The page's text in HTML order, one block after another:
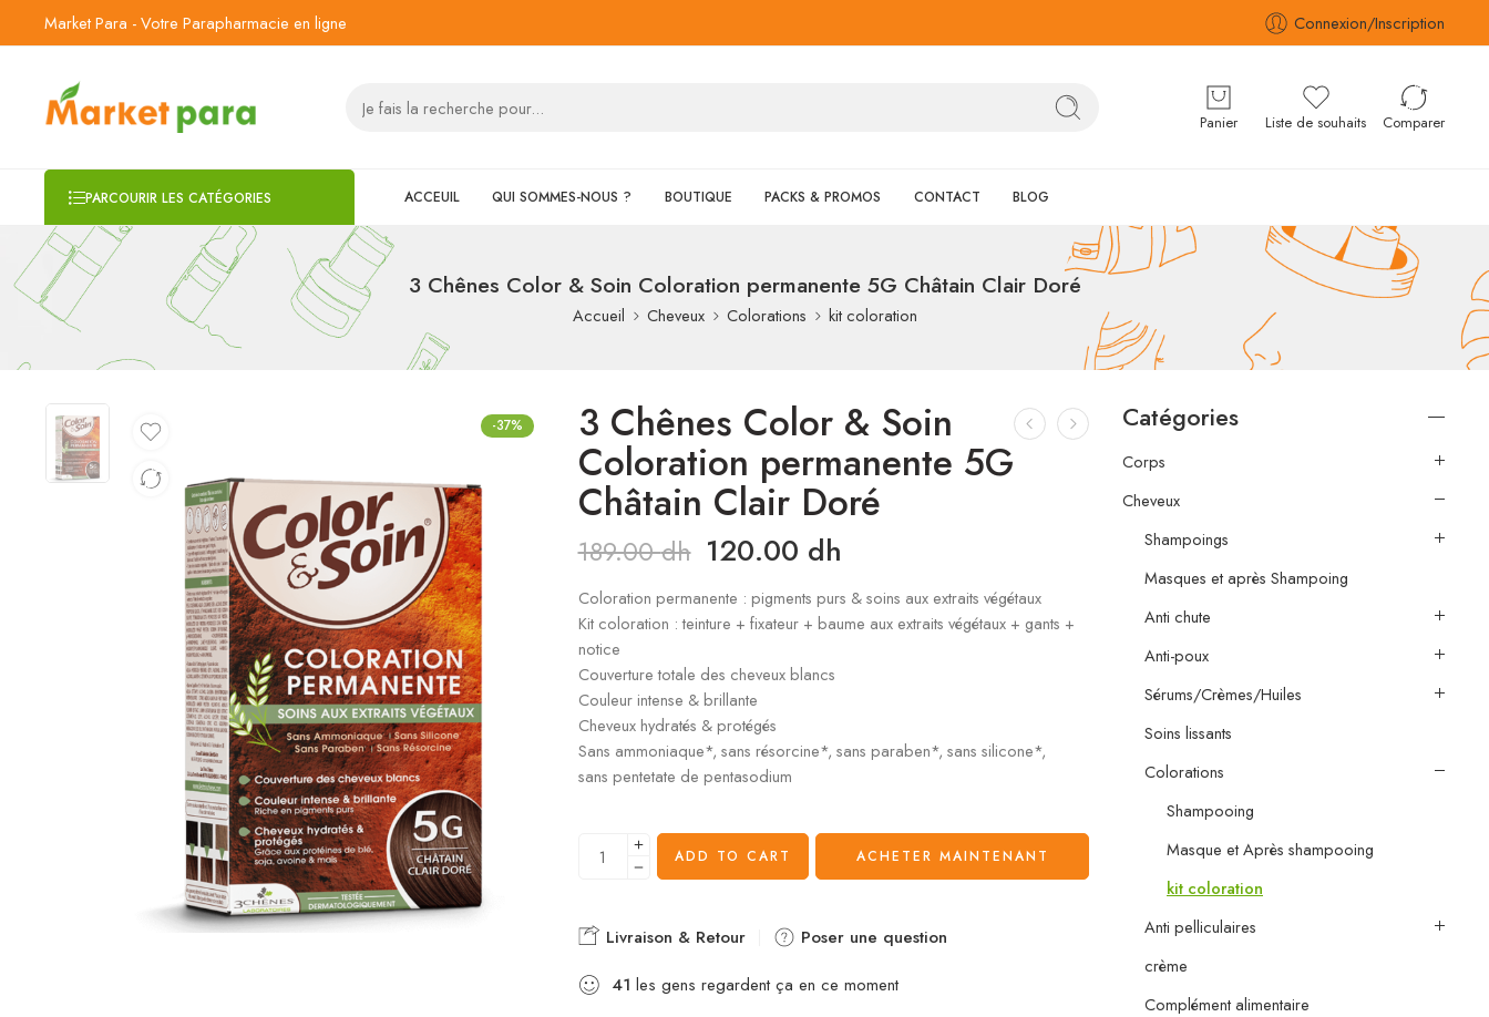
Market Para - Votre Parapharmacie en ligne Connexion/Inscription
Panier Liste de souhaits Comparer
PARCOURIR LES CATÉGORIES ACCEUIL QUI SOMMES-NOUS ? BOUTIQUE PACKS & PROMOS CONTACT BLOG
3 Chênes Color & Soin Coloration permanente 5G Châtain Clair Doré
Accueil Cheveux Colorations kit coloration
-37% 3 Chênes Color & Soin
Coloration permanente 5G
Châtain Clair Doré
189.00dh 120.00 dh
Coloration permanente : pigments purs & soins aux extraits végétaux
Kit coloration : teinture + fixateur + baume aux extraits végétaux + gants +
notice
Couverture totale des cheveux blancs
Couleur intense & brillante
Cheveux hydratés & protégés
Sans ammoniaque*, sans résorcine*, sans paraben*, sans silicone*,
sans pentetate de pentasodium
ADD TO CART ACHETER MAINTENANT
Livraison & Retour
Poser une question
41 les gens regardent ça en ce moment
Catégories
Corps
Cheveux
Shampoings
Masques et après Shampoing
Anti chute
Anti-poux
Sérums/Crèmes/Huiles
Soins lissants
Colorations
Shampooing
Masque et Après shampooing
kit coloration
Anti pelliculaires
crème
Complément alimentaire